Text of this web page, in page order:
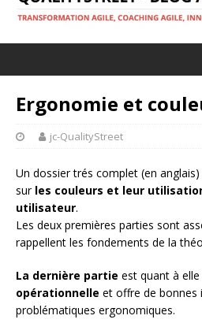
Ergonomie et
jc-QualityStreet
Un dossier trés complet (en anglais)
sur les couleurs et leur
utilisateur.
Les deux premières parties sont
rappellent les fondements de la
La dernière partie est quant à
opérationnelle et offre de bonnes
problématiques ergonomiques.